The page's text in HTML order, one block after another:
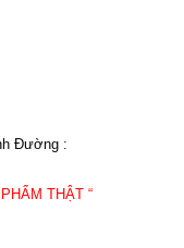
Đường :
THẬT “